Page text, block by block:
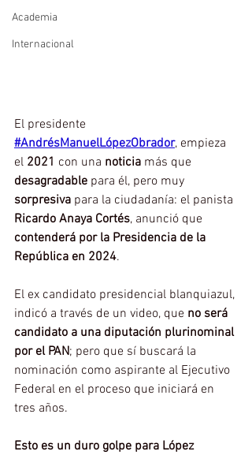
Academia
Internacional
El presidente
#AndrésManuelLópezObrador, empieza
el 2021 con una noticia más que
desagradable para él, pero muy
sorpresiva para la ciudadanía: el panista
Ricardo Anaya Cortés, anunció que
contenderá por la Presidencia de la
República en 2024.
El ex candidato presidencial blanquiazul,
indicó a través de un video, que no será
candidato a una diputación plurinominal
por el PAN; pero que sí buscará la
nominación como aspirante al Ejecutivo
Federal en el proceso que iniciará en
tres años.
Esto es un duro golpe para López